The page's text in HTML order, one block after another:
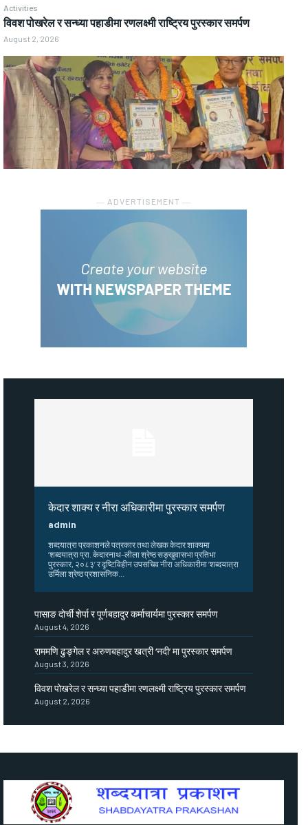
Activities
विवश पोखरेल र सन्ध्या पहाडीमा रणलक्ष्मी राष्ट्रिय पुरस्कार समर्पण
August 2, 2026
― ADVERTISEMENT ―
केदार शाक्य र नीरा अधिकारीमा पुरस्कार समर्पण
admin
शब्दयात्रा प्रकाशनले पत्रकार तथा लेखक केदार शाक्यमा
‘शब्दयात्रा प्रा. केदारनाथ–लीला श्रेष्ठ सङ्खुवासभा प्रतिभा
पुरस्कार, २०८३’ र दृष्टिविहीन उपसचिव नीरा अधिकारीमा ‘शब्दयात्रा
उर्मिला श्रेष्ठ प्रशासनिक...
पासाङ दोर्ची शेर्पा र पूर्णबहादुर कर्माचार्यमा पुरस्कार समर्पण
August 4, 2026
राममणि ढुङ्गेल र अरुणबहादुर खत्री ‘नदी’ मा पुरस्कार समर्पण
August 3, 2026
विवश पोखरेल र सन्ध्या पहाडीमा रणलक्ष्मी राष्ट्रिय पुरस्कार समर्पण
August 2, 2026